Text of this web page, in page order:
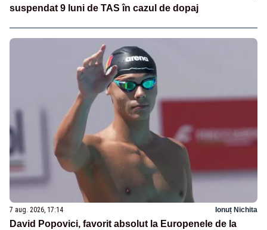
suspendat 9 luni de TAS în cazul de dopaj
7 aug. 2026, 17:14 Ionuț Nichita
David Popovici, favorit absolut la Europenele de la